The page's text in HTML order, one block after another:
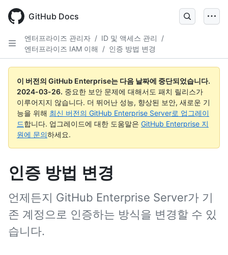
main
GitHub Docs
엔터프라이즈 관리자 / ID 및 액세스 관리
/
엔터프라이즈 IAM 이해
/ 인증 방법 변경
이 버전의 GitHub Enterprise는 다음 날짜에 중단되었습니다.
2024-03-26. 중요한 보안 문제에 대해서도 패치 릴리스가
이루어지지 않습니다. 더 뛰어난 성능, 향상된 보안, 새로운 기
능을 위해 최신 버전의 GitHub Enterprise Server로 업그레이
드합니다. 업그레이드에 대한 도움말은 GitHub Enterprise 지
원에 문의하세요.
인증 방법 변경
언제든지 GitHub Enterprise Server가 기
존 계정으로 인증하는 방식을 변경할 수 있
습니다.